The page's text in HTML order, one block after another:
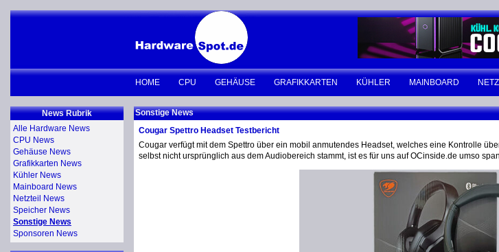
HOME CPU GEHÄUSE GRAFIKKARTEN KÜHLER MAINBOARD
News Rubrik
Alle Hardware News
CPU News
Gehäuse News
Grafikkarten News
Kühler News
Mainboard News
Netzteil News
Speicher News
Sonstige News
Sponsoren News
Sonstige News
Cougar Spettro Headset Testbericht
Cougar verfügt mit dem Spettro über ein mobil anmutendes Headset, welches eine Kontrolle
selbst nicht ursprünglich aus dem Audiobereich stammt, ist es für uns auf OCinside.de umso